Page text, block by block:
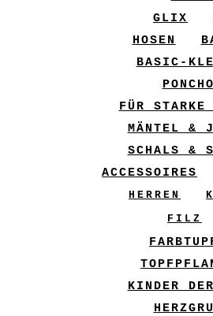
GLIX
HOSEN
BASIC-
FÜR STARKE
MÄNTEL &
SCHALS &
ACCESSOIRES
HERREN
FILZ
KINDER